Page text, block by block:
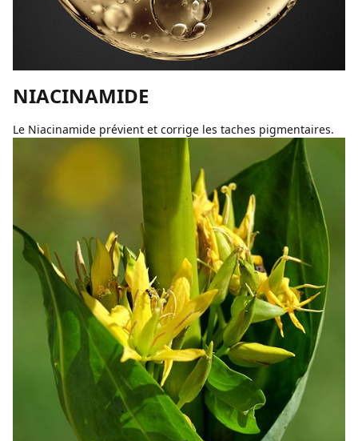
NIACINAMIDE
Le Niacinamide prévient et corrige les taches pigmentaires.